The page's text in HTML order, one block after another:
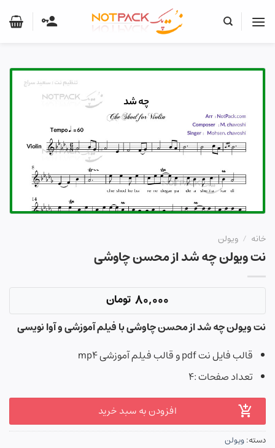
خانه / ویولن
نت ویولن چه شد از محسن چاوشی
80,000 تومان
نت ویولن چه شد از محسن چاوشی با فیلم آموزشی و آوا نویسی
قالب فایل نت pdf و قالب فیلم آموزشی mp4
تعداد صفحات :۴
افزودن به سبد خرید
دسته:ویولن